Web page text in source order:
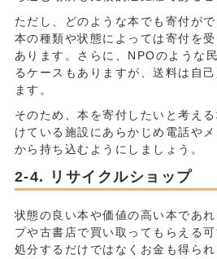
ただし、どのような本でも寄付が
本の種類や状態によっては寄付を
あります。さらに、NPOのような
るケースもありますが、送料は自
ます。
そのため、本を寄付したいと考え
けている施設にあらかじめ電話や
から持ち込むようにしましょう。
リサイクルショップ
状態の良い本や価値の高い本であ
プや古書店で買い取ってもらえる
処分するだけではなくお金も得ら